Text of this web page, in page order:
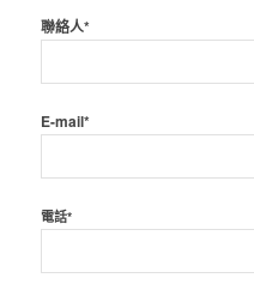
聯絡人*
E-mail*
電話*